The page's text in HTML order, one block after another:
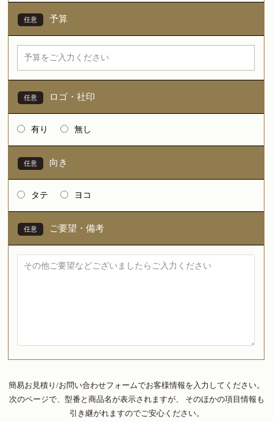
予算
ロゴ・社印
有り 無し
向き
タテ ヨコ
ご要望・備考
簡易お見積り/お問い合わせフォームでお客様情報を入力してください。
次のページで、型番と商品名が表示されますが、
そのほかの項目情報も
引き継がれますのでご安心ください。